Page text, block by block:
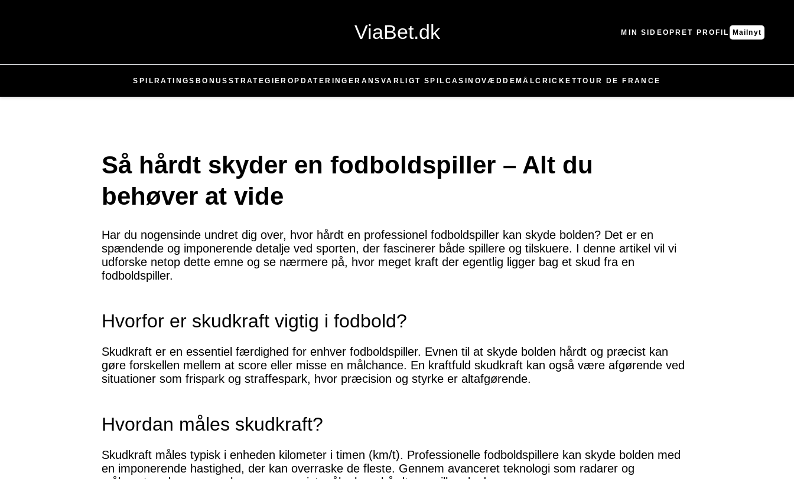
ViaBet.dk MIN SIDEOPRET PROFIL Mailnyt
SPIL RATINGS BONUS STRATEGIER OPDATERINGER ANSVARLIGT SPIL CASINOVÆDDEMÅLCRICKETTOUR DE FRANCE
Så hårdt skyder en fodboldspiller – Alt du
behøver at vide
Har du nogensinde undret dig over, hvor hårdt en professionel fodboldspiller kan skyde bolden? Det er en
spændende og imponerende detalje ved sporten, der fascinerer både spillere og tilskuere. I denne artikel vil vi
udforske netop dette emne og se nærmere på, hvor meget kraft der egentlig ligger bag et skud fra en
fodboldspiller.
Hvorfor er skudkraft vigtig i fodbold?
Skudkraft er en essentiel færdighed for enhver fodboldspiller. Evnen til at skyde bolden hårdt og præcist kan
gøre forskellen mellem at score eller misse en målchance. En kraftfuld skudkraft kan også være afgørende ved
situationer som frispark og straffespark, hvor præcision og styrke er altafgørende.
Hvordan måles skudkraft?
Skudkraft måles typisk i enheden kilometer i timen (km/t). Professionelle fodboldspillere kan skyde bolden med
en imponerende hastighed, der kan overraske de fleste. Gennem avanceret teknologi som radarer og